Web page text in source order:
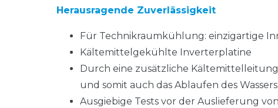
Herausragende Zuverlässigkeit
Für Technikraumkühlung: einzigartige
Kältemittelgekühlte Inverterplatine
Durch eine zusätzliche
und somit auch das Ablaufen des
Ausgiebige Tests vor der Auslieferung